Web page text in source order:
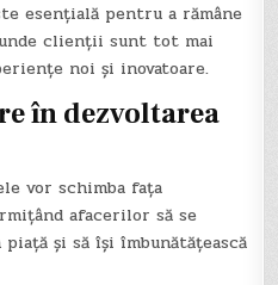
esențială pentru a rămâne
clienții sunt tot mai
noi și inovatoare.
în dezvoltarea
vor schimba fața
afacerilor să se
și să își îmbunătățească